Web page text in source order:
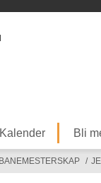
Kalender Bli
/